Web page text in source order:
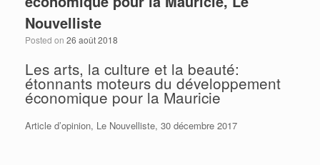
Nouvelliste
Posted on 26 août 2018
Les arts, la culture et la beauté:
étonnants moteurs du développement
économique pour la Mauricie
Article d’opinion, Le Nouvelliste, 30 décembre 2017